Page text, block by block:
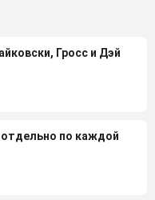
Гросс и Дэй
по каждой